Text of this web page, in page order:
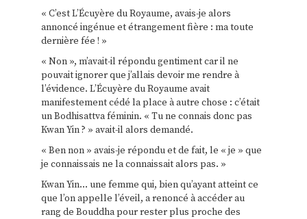
« C’est L’Écuyère du Royaume, avais-je alors
annoncé ingénue et étrangement fière : ma toute
dernière fée ! »
« Non », m’avait-il répondu gentiment car il ne
pouvait ignorer que j’allais devoir me rendre à
l’évidence. L’Écuyère du Royaume avait
manifestement cédé la place à autre chose : c’était
un Bodhisattva féminin. « Tu ne connais donc pas
Kwan Yin ? » avait-il alors demandé.
« Ben non » avais-je répondu et de fait, le « je » que
je connaissais ne la connaissait alors pas. »
Kwan Yin… une femme qui, bien qu’ayant atteint ce
que l’on appelle l’éveil, a renoncé à accéder au
rang de Bouddha pour rester plus proche des